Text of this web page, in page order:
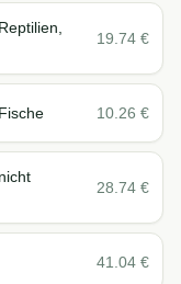
19.74 €
10.26 €
28.74 €
41.04 €